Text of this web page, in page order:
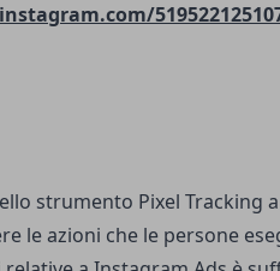
strumento Pixel Tracking
le azioni che le persone